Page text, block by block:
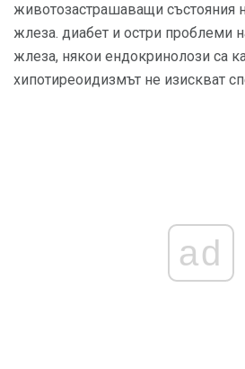
животозастрашаващи състояния
жлеза. диабет и остри проблеми
жлеза, някои ендокринолози са
хипотиреоидизмът не изискват
ad